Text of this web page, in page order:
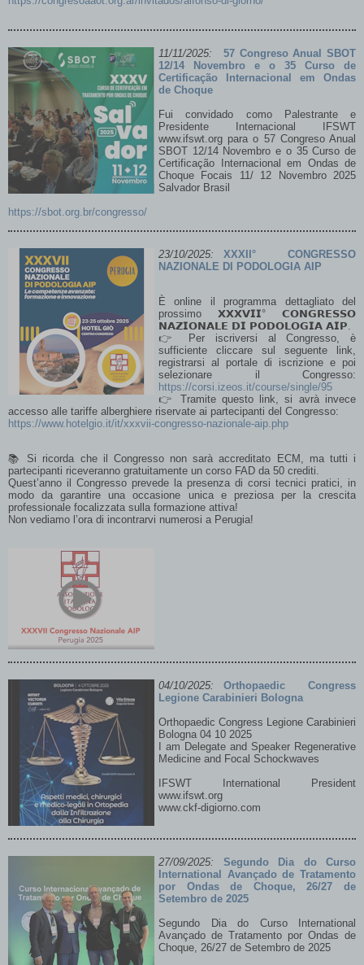
11/11/2025:
57 Congreso Anual SBOT
12/14 Novembro e o 35 Curso de
Certificação Internacional em Ondas
de Choque
Fui convidado como Palestrante e
Presidente Internacional IFSWT
www.ifswt.org para o 57 Congreso Anual
SBOT 12/14 Novembro e o 35 Curso de
Certificação Internacional em Ondas de
Choque Focais 11/ 12 Novembro 2025
Salvador Brasil
https://sbot.org.br/congresso/
23/10/2025:
XXXII° CONGRESSO
NAZIONALE DI PODOLOGIA AIP
È online il programma dettagliato del
prossimo 𝗫𝗫𝗫𝗩𝗜𝗜° 𝗖𝗢𝗡𝗚𝗥𝗘𝗦𝗦𝗢
𝗡𝗔𝗭𝗜𝗢𝗡𝗔𝗟𝗘 𝗗𝗜 𝗣𝗢𝗗𝗢𝗟𝗢𝗚𝗜𝗔 𝗔𝗜𝗣.
👉 Per iscriversi al Congresso, è
sufficiente cliccare sul seguente link,
registrarsi al portale di iscrizione e poi
selezionare il Congresso:
https://corsi.izeos.it/course/single/95
👉 Tramite questo link, si avrà invece
accesso alle tariffe alberghiere riservate ai partecipanti del Congresso:
https://www.hotelgio.it/it/xxxvii-congresso-nazionale-aip.php
📚 Si ricorda che il Congresso non sarà accreditato ECM, ma tutti i
partecipanti riceveranno gratuitamente un corso FAD da 50 crediti.
Quest’anno il Congresso prevede la presenza di corsi tecnici pratici, in
modo da garantire una occasione unica e preziosa per la crescita
professionale focalizzata sulla formazione attiva!
Non vediamo l’ora di incontrarvi numerosi a Perugia!
04/10/2025:
Orthopaedic Congress
Legione Carabinieri Bologna
Orthopaedic Congress Legione Carabinieri
Bologna 04 10 2025
I am Delegate and Speaker Regenerative
Medicine and Focal Schockwaves
IFSWT International President
www.ifswt.org
www.ckf-digiorno.com
27/09/2025:
Segundo Dia do Curso
International Avançado de Tratamento
por Ondas de Choque, 26/27 de
Setembro de 2025
Segundo Dia do Curso International
Avançado de Tratamento por Ondas de
Choque, 26/27 de Setembro de 2025
por Ondas de Choque
06 e 07 de Junho - São Paulo/SP | Hotel
XXXIV Curso de Certificação em Tratamento
por Ondas de Choque
Leggi tutto...
ASPETTI PSICOLOGICI PRE E POST
OPERATORI CORRELATI ALLA CHIRURGIA
PLASTICA RICOSTRUTIVA ED ESTETICA
Leggi tutto...
Lessons learned at the Italian Congress for
the Study of Focused Shock Waves (FST)